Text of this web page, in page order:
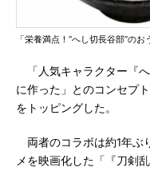
「栄養満点！“へし切長谷部”のお
「人気キャラクター『
に作った」とのコンセプ
をトッピングした。
両者のコラボは約1年ぶ
メを映画化した「『刀剣